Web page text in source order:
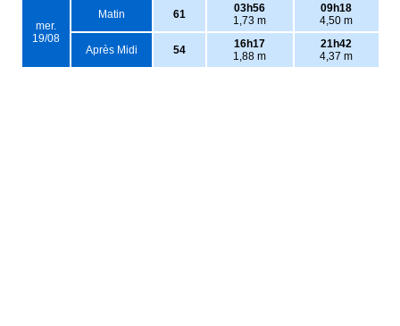
mer.
19/08
Matin 61
03h56
1,73 m
09h18
4,50 m
Après Midi 54
16h17
1,88 m
21h42
4,37 m